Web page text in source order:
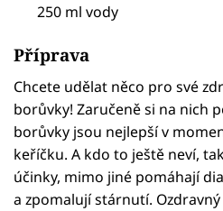
250 ml vody
Příprava
Chcete udělat něco pro své
borůvky! Zaručeně si na nich
borůvky jsou nejlepší v
keříčku. A kdo to ještě neví,
účinky, mimo jiné pomáhají
a zpomalují stárnutí.